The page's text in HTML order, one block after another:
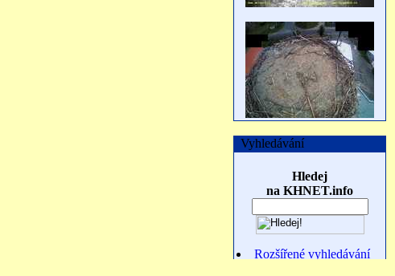
Vyhledávání
Hledej
na KHNET.info
Rozšířené vyhledávání